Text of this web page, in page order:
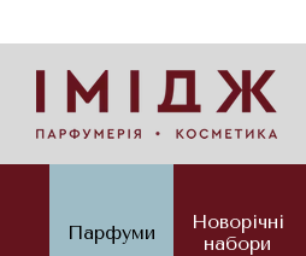
Парфуми
Новорічні
набори